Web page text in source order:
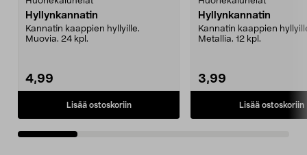
Hyllynkannatin
Kannatin kaappien hyllyille.
Muovia. 24 kpl.
4,99
Lisää ostoskoriin
Hyllynkannatin
Kannatin kaappien
Metallia. 12 kpl.
3,99
Lisää ostoskoriin